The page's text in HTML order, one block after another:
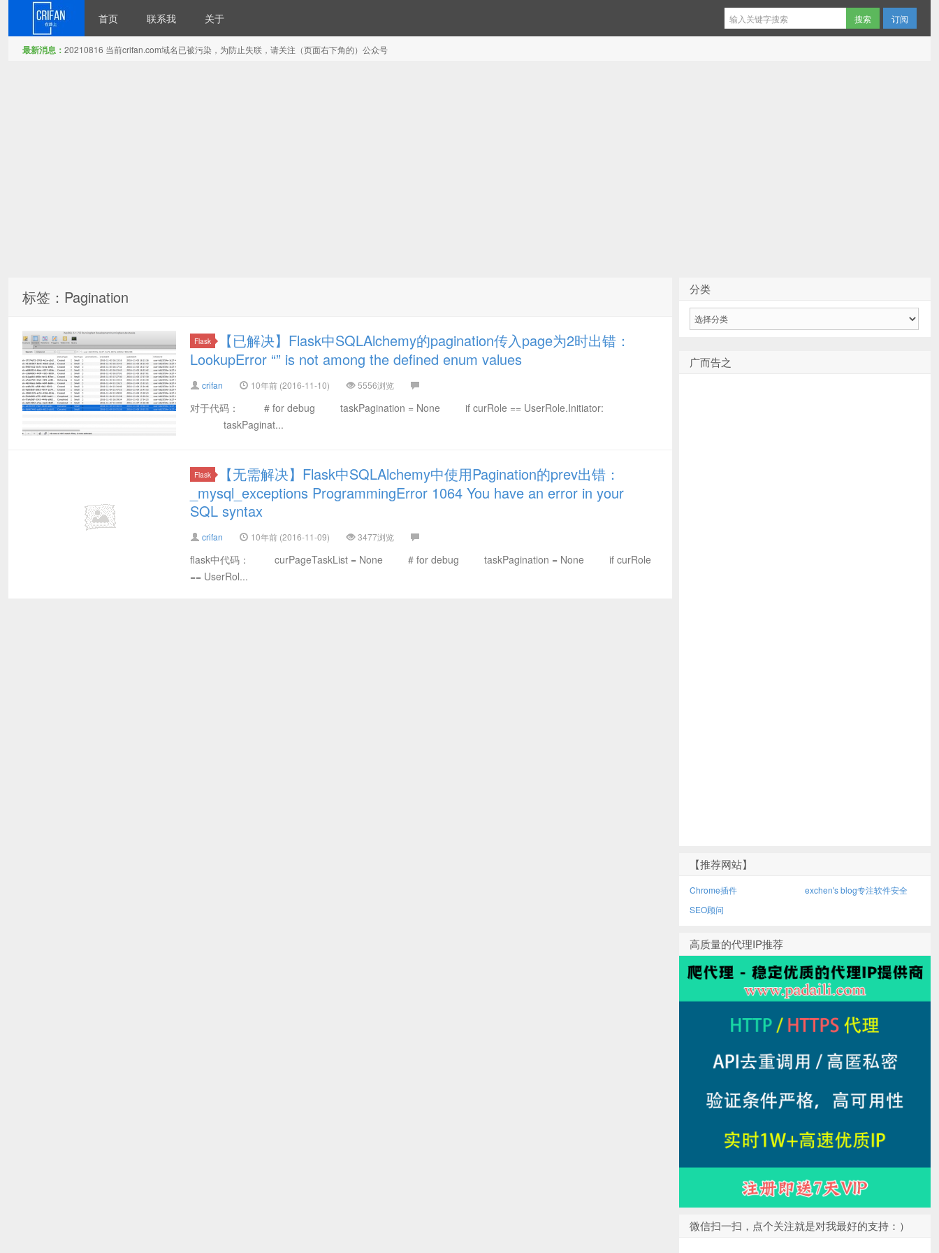
首页 联系我 关于 订阅
最新消息： 20210816 当前crifan.com域名已被污染，为防止失联，请关注（页面右下角的）公众号
标签：Pagination
Flask
【已解决】Flask中SQLAlchemy的pagination传入page为2时出错：
LookupError “” is not among the defined enum values
crifan 10年前 (2016-11-10) 5556浏览
对于代码： # for debug taskPagination = None if curRole == UserRole.Initiator:
taskPaginat...
Flask
【无需解决】Flask中SQLAlchemy中使用Pagination的prev出错：
_mysql_exceptions ProgrammingError 1064 You have an error in your
SQL syntax
crifan 10年前 (2016-11-09) 3477浏览
flask中代码： curPageTaskList = None # for debug taskPagination = None if curRole
== UserRol...
分类
广而告之
【推荐网站】
Chrome插件
exchen's blog专注软件安全
SEO顾问
高质量的代理IP推荐
微信扫一扫，点个关注就是对我最好的支持：）